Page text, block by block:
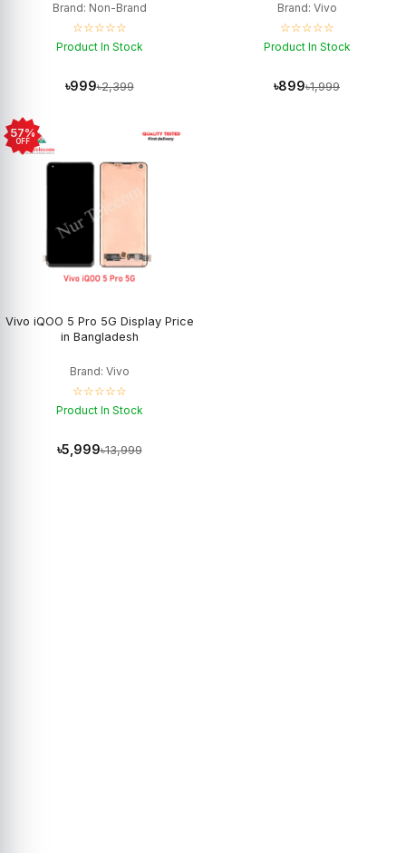
Brand: Non-Brand
☆☆☆☆☆
Product In Stock
৳999৳2,399
Brand: Vivo
☆☆☆☆☆
Product In Stock
৳899৳1,999
57%
OFF
Vivo iQOO 5 Pro 5G Display Price
in Bangladesh
Brand: Vivo
☆☆☆☆☆
Product In Stock
৳5,999৳13,999